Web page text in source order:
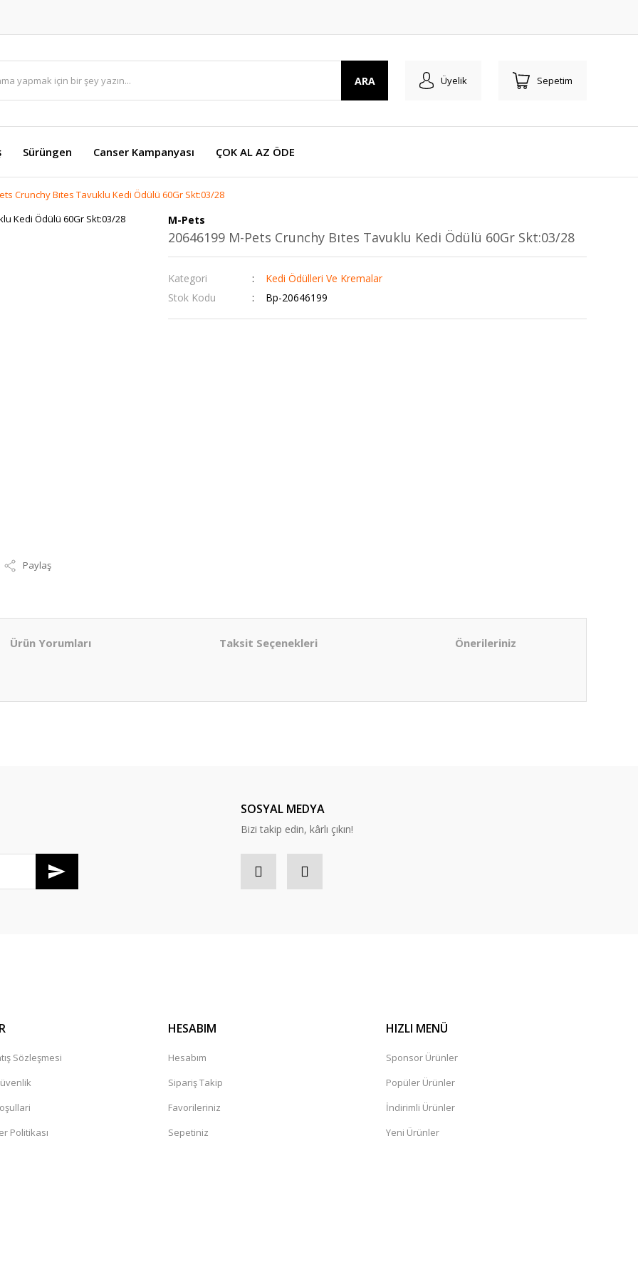
ARA Üyelik Sepetim
Sürüngen Canser Kampanyası ÇOK AL AZ ÖDE
Crunchy Bıtes Tavuklu Kedi Ödülü 60Gr Skt:03/28
Paylaş
M-Pets
20646199 M-Pets Crunchy Bıtes Tavuklu Kedi Ödülü 60Gr Skt:03/28
Kategori
Kedi Ödülleri Ve Kremalar
Stok Kodu
Bp-20646199
Ürün Yorumları Taksit Seçenekleri Önerileriniz
SOSYAL MEDYA
Bizi takip edin, kârlı çıkın!
Sözleşmesi
Politikası
HESABIM
Hesabım
Sipariş Takip
Favorileriniz
Sepetiniz
HIZLI MENÜ
Sponsor Ürünler
Popüler Ürünler
İndirimli Ürünler
Yeni Ürünler